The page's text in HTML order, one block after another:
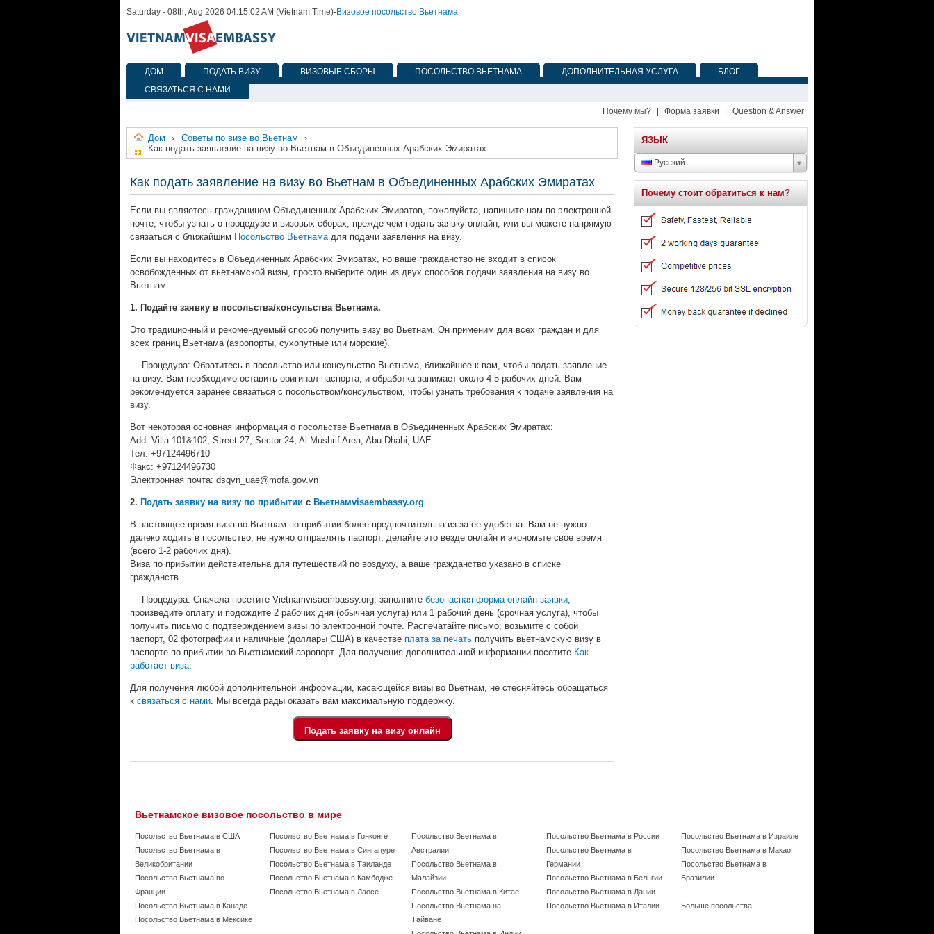
Saturday - 08th, Aug 2026 04:15:02 AM (Vietnam Time)-Визовое посольство Вьетнама
ДОМ ПОДАТЬ ВИЗУ ВИЗОВЫЕ СБОРЫ ПОСОЛЬСТВО ВЬЕТНАМА ДОПОЛНИТЕЛЬНАЯ УСЛУГА
БЛОГ
СВЯЗАТЬСЯ С НАМИ
Почему мы? Форма заявки Question & Answer
Дом › Советы по визе во Вьетнам ›
Как подать заявление на визу во Вьетнам в Объединенных Арабских Эмиратах
Как подать заявление на визу во Вьетнам в Объединенных Арабских Эмиратах
Если вы являетесь гражданином Объединенных Арабских Эмиратов, пожалуйста, напишите нам по электронной
почте, чтобы узнать о процедуре и визовых сборах, прежде чем подать заявку онлайн, или вы можете напрямую
связаться с ближайшим Посольство Вьетнамадля подачи заявления на визу.
Если вы находитесь в Объединенных Арабских Эмиратах, но ваше гражданство не входит в список
освобожденных от вьетнамской визы, просто выберите один из двух способов подачи заявления на визу во
Вьетнам.
1. Подайте заявку в посольства/консульства Вьетнама.
Это традиционный и рекомендуемый способ получить визу во Вьетнам. Он применим для всех граждан и для
всех границ Вьетнама (аэропорты, сухопутные или морские).
— Процедура: Обратитесь в посольство или консульство Вьетнама, ближайшее к вам, чтобы подать заявление
на визу. Вам необходимо оставить оригинал паспорта, и обработка занимает около 4-5 рабочих дней. Вам
рекомендуется заранее связаться с посольством/консульством, чтобы узнать требования к подаче заявления на
визу.
Вот некоторая основная информация о посольстве Вьетнама в Объединенных Арабских Эмиратах:
Add: Villa 101&102, Street 27, Sector 24, Al Mushrif Area, Abu Dhabi, UAE
Тел: +97124496710
Факс: +97124496730
Электронная почта: dsqvn_uae@mofa.gov.vn
2. Подать заявку на визу по прибытии с Вьетнамvisaembassy.org
В настоящее время виза во Вьетнам по прибытии более предпочтительна из-за ее удобства. Вам не нужно
далеко ходить в посольство, не нужно отправлять паспорт, делайте это везде онлайн и экономьте свое время
(всего 1-2 рабочих дня).
Виза по прибытии действительна для путешествий по воздуху, а ваше гражданство указано в списке
гражданств.
— Процедура: Сначала посетите Vietnamvisaembassy.org, заполните безопасная форма онлайн-заявки,
произведите оплату и подождите 2 рабочих дня (обычная услуга) или 1 рабочий день (срочная услуга), чтобы
получить письмо с подтверждением визы по электронной почте. Распечатайте письмо; возьмите с собой
паспорт, 02 фотографии и наличные (доллары США) в качестве плата за печать получить вьетнамскую визу в
паспорте по прибытии во Вьетнамский аэропорт. Для получения дополнительной информации посетите Как
работает виза.
Для получения любой дополнительной информации, касающейся визы во Вьетнам, не стесняйтесь обращаться
к связаться с нами. Мы всегда рады оказать вам максимальную поддержку.
ЯЗЫК
Русский
Почему стоит обратиться к нам?
Вьетнамское визовое посольство в мире
Посольство Вьетнама в США
Посольство Вьетнама в
Великобритании
Посольство Вьетнама во
Франции
Посольство Вьетнама в Канаде
Посольство Вьетнама в Мексике
Посольство Вьетнама в Гонконге
Посольство Вьетнама в Сингапуре
Посольство Вьетнама в Таиланде
Посольство Вьетнама в Камбодже
Посольство Вьетнама в Лаосе
Посольство Вьетнама в
Австралии
Посольство Вьетнама в
Малайзии
Посольство Вьетнама в Китае
Посольство Вьетнама на
Тайване
Посольство Вьетнама в России
Посольство Вьетнама в
Германии
Посольство Вьетнама в Бельгии
Посольство Вьетнама в Дании
Посольство Вьетнама в Италии
Посольство Вьетнама в Израиле
Посольство Вьетнама в Макао
Посольство Вьетнама в
Бразилии
......
Больше посольства